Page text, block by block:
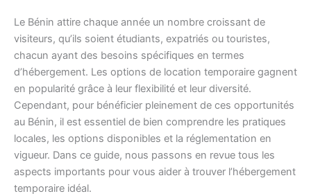
Le Bénin attire chaque année un nombre croissant de
visiteurs, qu’ils soient étudiants, expatriés ou touristes,
chacun ayant des besoins spécifiques en termes
d’hébergement. Les options de location temporaire gagnent
en popularité grâce à leur flexibilité et leur diversité.
Cependant, pour bénéficier pleinement de ces opportunités
au Bénin, il est essentiel de bien comprendre les pratiques
locales, les options disponibles et la réglementation en
vigueur. Dans ce guide, nous passons en revue tous les
aspects importants pour vous aider à trouver l’hébergement
temporaire idéal.